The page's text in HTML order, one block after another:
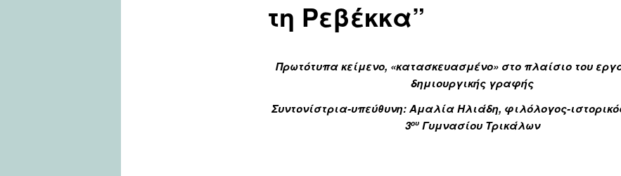
τη Ρεβέκκα”
Πρωτότυπα κείμενο, «κατασκευασμένο» στο πλαίσιο του
δημιουργικής γραφής
Συντονίστρια-υπεύθυνη: Αμαλία Ηλιάδη, φιλόλογος-
3ουΓυμνασίου Τρικάλων